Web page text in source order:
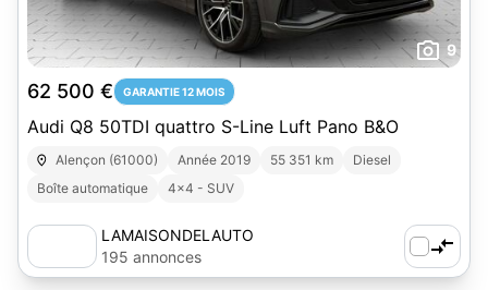
9
62 500 € GARANTIE 12 MOIS
Audi Q8 50TDI quattro S-Line Luft Pano B&O
Alençon (61000) Année 2019 55 351 km
Diesel
Boîte automatique
4x4 - SUV
LAMAISONDELAUTO
195 annonces